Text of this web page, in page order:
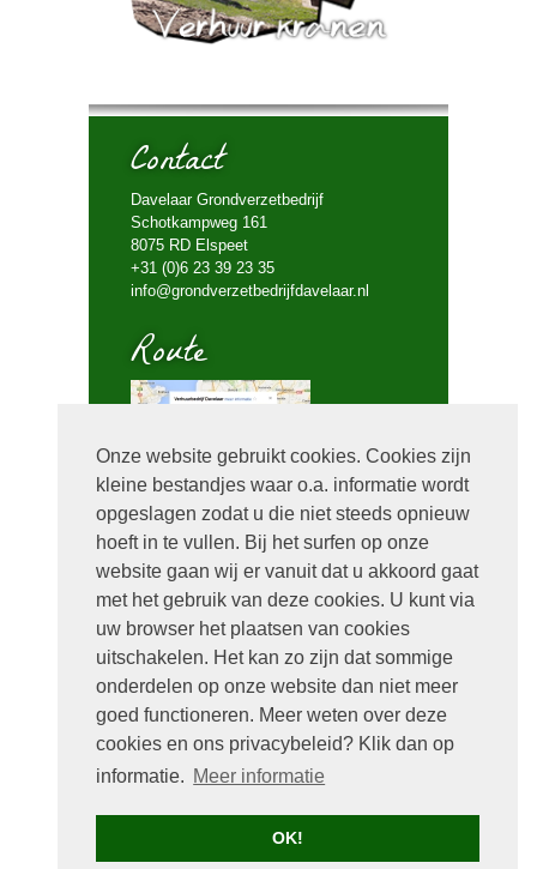
Onze website gebruikt cookies. Cookies zijn
kleine bestandjes waar o.a. informatie wordt
opgeslagen zodat u die niet steeds opnieuw
hoeft in te vullen. Bij het surfen op onze
website gaan wij er vanuit dat u akkoord gaat
met het gebruik van deze cookies. U kunt via
uw browser het plaatsen van cookies
uitschakelen. Het kan zo zijn dat sommige
onderdelen op onze website dan niet meer
goed functioneren. Meer weten over deze
cookies en ons privacybeleid? Klik dan op
informatie. Meer informatie
OK!
Contact
Davelaar Grondverzetbedrijf
Schotkampweg 161
8075 RD Elspeet
+31 (0)6 23 39 23 35
info@grondverzetbedrijfdavelaar.nl
Route
Bel mij terug
Handige links